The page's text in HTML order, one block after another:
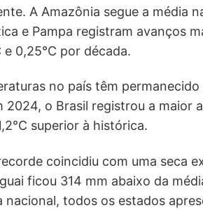
A Amazônia segue a média
e Pampa registram avanços
0,25°C por década.
no país têm
2024, o Brasil registrou a maior
superior à histórica.
coincidiu com uma seca
ficou 314 mm abaixo da
nacional, todos os estados